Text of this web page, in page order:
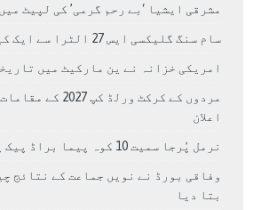
مشرقی ایشیا ‘بے رحم گرمی’ کی لپیٹ میں
سام سنگ گلیکسی ایس 27 الٹرا سے ایک کیمرا ہٹا دے گا.
امریکی خزانہ نے ین مارکیٹ میں
مردوں کے کرکٹ ورلڈ
اعلان
نرمل پُرجا سمیت 10 کوہ پیما براڈ پیک پر لاپتہ
وفاقی بورڈ نے نویں جماعت کے نتائج
بتا دیا